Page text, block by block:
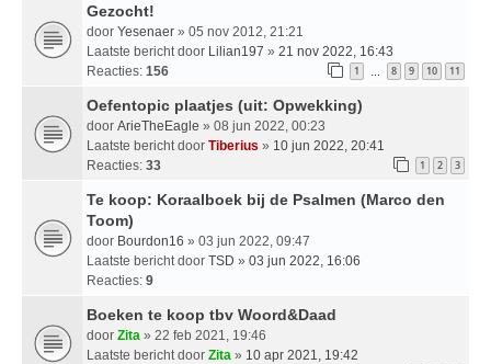
Gezocht!
door Yesenaer » 05 nov 2012, 21:21
Laatste bericht door Lilian197 » 21 nov 2022, 16:43
Reacties: 156 1 … 8 9 10 11
Oefentopic plaatjes (uit: Opwekking)
door ArieTheEagle » 08 jun 2022, 00:23
Laatste bericht door Tiberius » 10 jun 2022, 20:41
Reacties: 33 1 2 3
Te koop: Koraalboek bij de Psalmen (Marco den
Toom)
door Bourdon16 » 03 jun 2022, 09:47
Laatste bericht door TSD » 03 jun 2022, 16:06
Reacties: 9
Boeken te koop tbv Woord&Daad
door Zita » 22 feb 2021, 19:46
Laatste bericht door Zita » 10 apr 2021, 19:42